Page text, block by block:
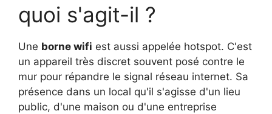
quoi s'agit-il ?
Une borne wifi est aussi appelée hotspot. C'est
un appareil très discret souvent posé contre le
mur pour répandre le signal réseau internet. Sa
présence dans un local qu'il s'agisse d'un lieu
public, d'une maison ou d'une entreprise